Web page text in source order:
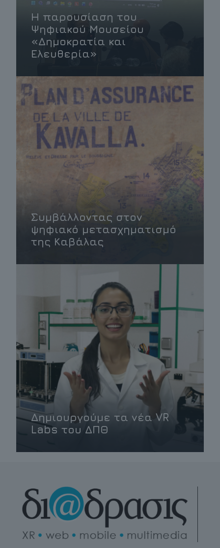
Η παρουσίαση του
Ψηφιακού Μουσείου
«Δημοκρατία και
Ελευθερία»
Συμβάλλοντας στον
ψηφιακό μετασχηματισμό
της Καβάλας
Δημιουργούμε τα νέα VR
Labs του ΔΠΘ